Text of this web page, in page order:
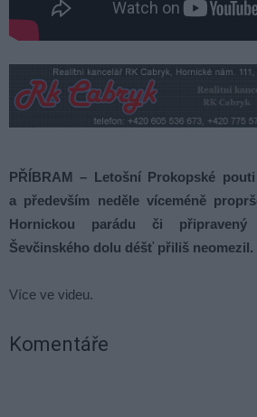
PŘÍBRAM – Letošní Prokopské
a především neděle víceméně
Hornickou parádu či
Ševčinského dolu déšť přiliš neomezil.
Více ve videu.
Komentáře